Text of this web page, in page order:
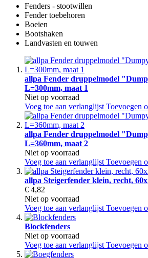
Fenders - stootwillen
Fender toebehoren
Boeien
Bootshaken
Landvasten en touwen
allpa Fender druppelmodel
L=300mm, maat 1
Niet op voorraad
Voeg toe aan verlanglijst Toevoegen
allpa Fender druppelmodel
L=360mm, maat 2
Niet op voorraad
Voeg toe aan verlanglijst Toevoegen
allpa Steigerfender klein, recht,
€ 4,82
Niet op voorraad
Voeg toe aan verlanglijst Toevoegen
Blockfenders
Niet op voorraad
Voeg toe aan verlanglijst Toevoegen